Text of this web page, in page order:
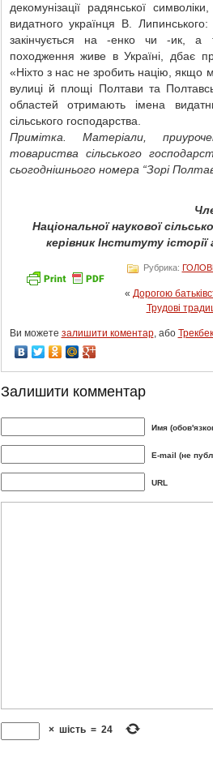
декомунізації радянської
видатного українця В.
закінчується на -енко чи -ик, а
походження живе в Україні, дбає
«Ніхто з нас не зробить націю, якщо
вулиці й площі Полтави та
областей отримають імена
сільського господарства.
Примітка. Матеріали,
товариства сільського
сьогоднішнього номера “Зорі
Національної наукової
керівник Інституту
Рубрика:
« Дорогою
Трудові
Ви можете залишити коментар, або Трекбек
Залишити комментар
Имя
E-mail (не
URL
× шість = 24